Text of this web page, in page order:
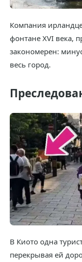
Компания
фонтане XVI века,
закономерен:
весь город.
В Киото одна
перекрывая ей